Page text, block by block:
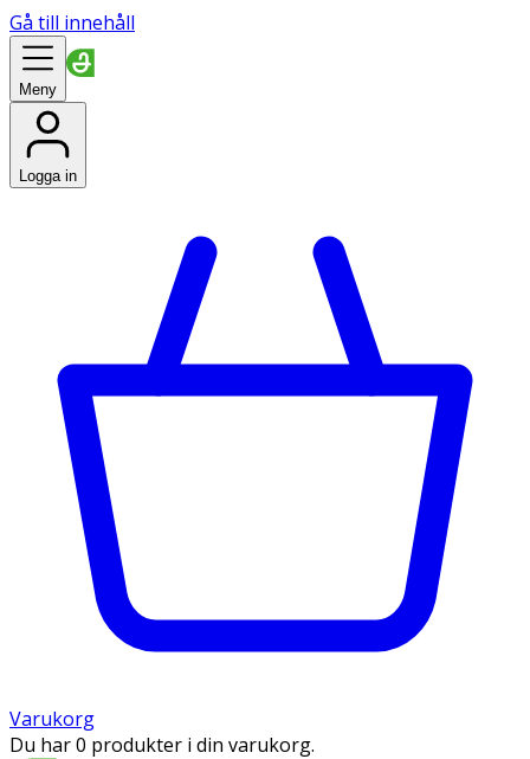
Gå till innehåll
Meny
Logga in
Varukorg
Du har 0 produkter i din varukorg.